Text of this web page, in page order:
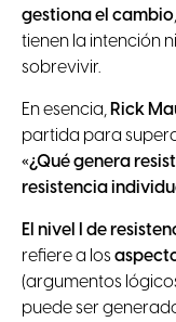
gestiona el cambio
tienen la intención
sobrevivir.
En esencia, Rick
partida para
«¿Qué genera
resistencia
El nivel I de
refiere a los
(argumentos
puede ser